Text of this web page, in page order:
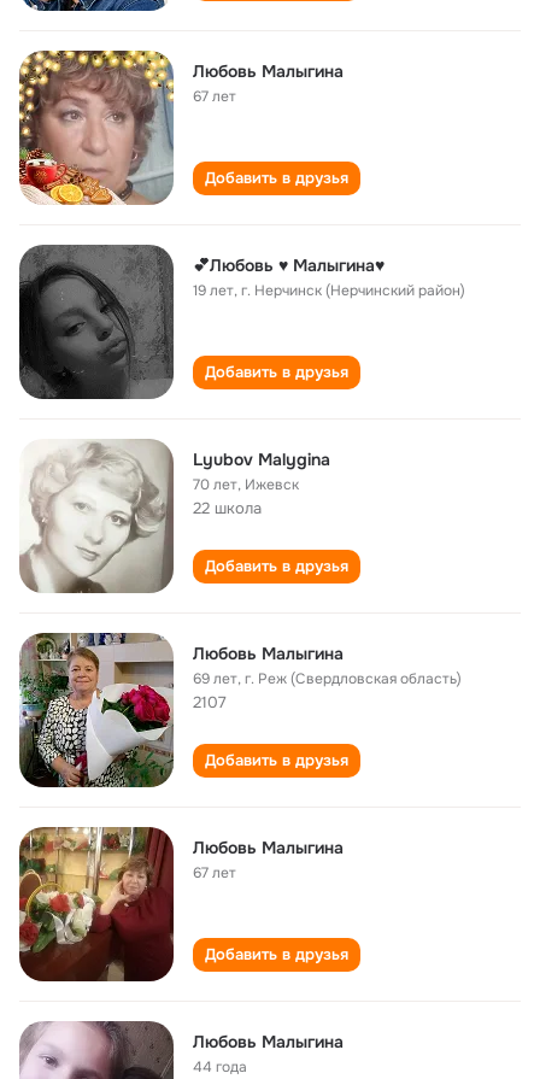
Любовь Малыгина
67 лет
Добавить в друзья
💕Любовь ♥️ Малыгина♥️
19 лет,г. Нерчинск (Нерчинский район)
Добавить в друзья
Lyubov Malygina
70 лет, Ижевск
22 школа
Добавить в друзья
Любовь Малыгина
69 лет,г. Реж (Свердловская область)
2107
Добавить в друзья
Любовь Малыгина
67 лет
Добавить в друзья
Любовь Малыгина
44 года